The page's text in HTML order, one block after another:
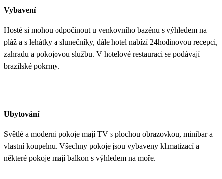
Vybavení
Hosté si mohou odpočinout u venkovního bazénu s výhledem na
pláž a s lehátky a slunečníky, dále hotel nabízí 24hodinovou recepci,
zahradu a pokojovou službu. V hotelové restauraci se podávají
brazilské pokrmy.
Ubytování
Světlé a moderní pokoje mají TV s plochou obrazovkou, minibar a
vlastní koupelnu. Všechny pokoje jsou vybaveny klimatizací a
některé pokoje mají balkon s výhledem na moře.